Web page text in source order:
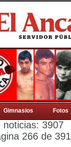
Gimnasios Fotos
3907
266 de 391